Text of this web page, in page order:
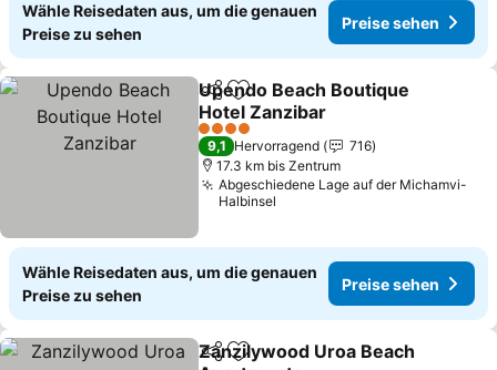
Wähle Reisedaten aus, um die genauen
Preise zu sehen
Preise sehen
TeilenZu Favoriten hinzufügen
Upendo Beach Boutique
Hotel Zanzibar
Preise sehen
4 Sterne
9,1 Hervorragend
716
17.3 km bis Zentrum
Abgeschiedene Lage auf der Michamvi-
Halbinsel
Wähle Reisedaten aus, um die genauen
Preise zu sehen
Preise sehen
TeilenZu Favoriten hinzufügen
Zanzilywood Uroa Beach